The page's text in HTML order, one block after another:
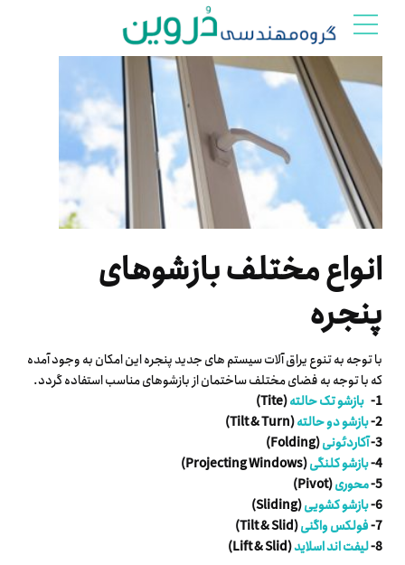
انواع مختلف بازشوهای
پنجره
با توجه به تنوع یراق آلات سیستم های جدید پنجره این امکان به وجود آمده
که با توجه به فضای مختلف ساختمان از بازشوهای مناسب استفاده گردد.
1- بازشو تک حالته(Tite)
2- بازشو دو حالته(Tilt & Turn)
3- آکاردئونی(Folding)
4- بازشو کلنگی(Projecting Windows)
5- محوری(Pivot)
6- بازشو کشویی(Sliding)
7- فولکس واگنی(Tilt & Slid)
8- لیفت اند اسلاید(Lift & Slid)